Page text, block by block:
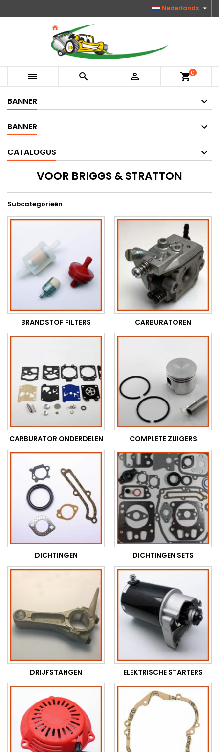
Nederlands 
   shopping_cart0
BANNER
BANNER
CATALOGUS
VOOR BRIGGS & STRATTON
Subcategorieën
BRANDSTOF FILTERS CARBURATOREN
CARBURATOR ONDERDELEN COMPLETE ZUIGERS
DICHTINGEN DICHTINGEN SETS
DRIJFSTANGEN ELEKTRISCHE STARTERS